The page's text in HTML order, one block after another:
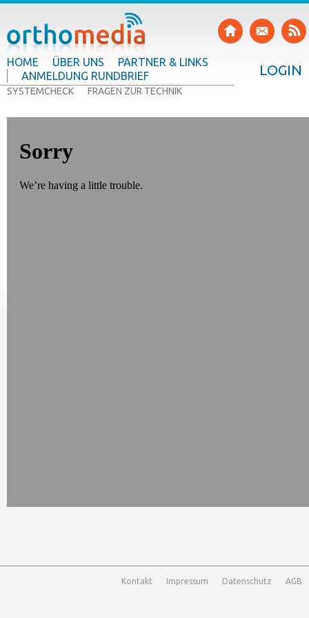
HOME ÜBER UNS
PARTNER & LINKS
ANMELDUNG RUNDBRIEF
LOGIN
SYSTEMCHECK FRAGEN ZUR TECHNIK
AGB
Datenschutz
Impressum
Kontakt